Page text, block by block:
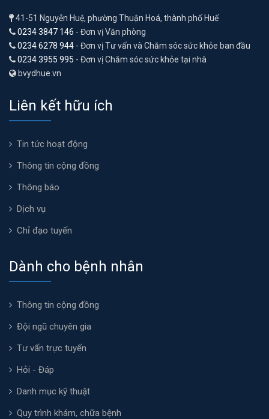
41-51 Nguyễn Huệ, phường Thuận Hoá, thành phố Huế
0234 3847 146 - Đơn vị Văn phòng
0234 6278 944 - Đơn vị Tư vấn và Chăm sóc sức khỏe ban đầu
0234 3955 995 - Đơn vị Chăm sóc sức khỏe tại nhà
bvydhue.vn
Liên kết hữu ích
Tin tức hoạt động
Thông tin cộng đồng
Thông báo
Dịch vụ
Chỉ đạo tuyến
Dành cho bệnh nhân
Thông tin cộng đồng
Đội ngũ chuyên gia
Tư vấn trực tuyến
Hỏi - Đáp
Danh mục kỹ thuật
Quy trình khám, chữa bệnh